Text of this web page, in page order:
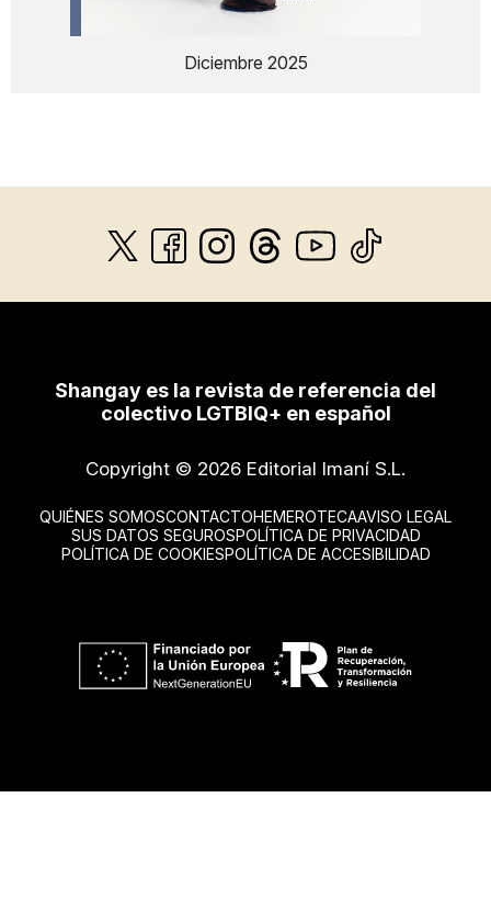
Diciembre 2025
Shangay es la revista de referencia del
colectivo LGTBIQ+ en español
Copyright © 2026 Editorial Imaní S.L.
QUIÉNES SOMOSCONTACTOHEMEROTECAAVISO LEGAL
SUS DATOS SEGUROSPOLÍTICA DE PRIVACIDAD
POLÍTICA DE COOKIESPOLÍTICA DE ACCESIBILIDAD